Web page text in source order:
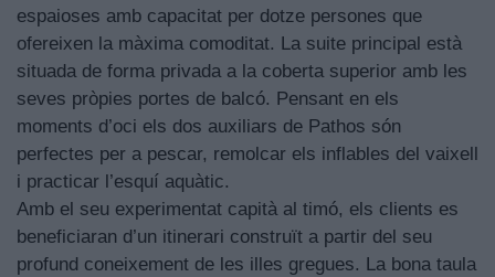
espaioses amb capacitat per dotze persones que
ofereixen la màxima comoditat. La suite principal està
situada de forma privada a la coberta superior amb les
seves pròpies portes de balcó. Pensant en els
moments d’oci els dos auxiliars de Pathos són
perfectes per a pescar, remolcar els inflables del vaixell
i practicar l’esquí aquàtic.
Amb el seu experimentat capità al timó, els clients es
beneficiaran d’un itinerari construït a partir del seu
profund coneixement de les illes gregues. La bona taula